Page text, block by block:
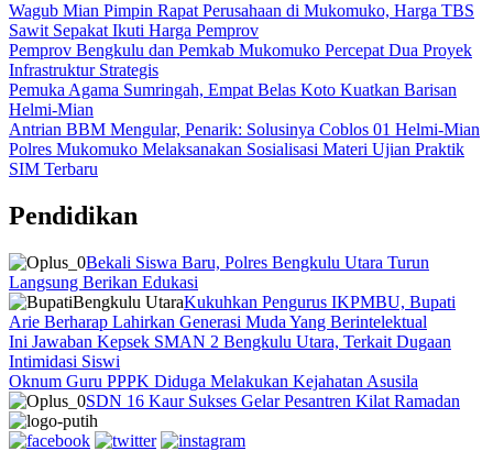
Wagub Mian Pimpin Rapat Perusahaan di Mukomuko, Harga TBS
Sawit Sepakat Ikuti Harga Pemprov
Pemprov Bengkulu dan Pemkab Mukomuko Percepat Dua Proyek
Infrastruktur Strategis
Pemuka Agama Sumringah, Empat Belas Koto Kuatkan Barisan
Helmi-Mian
Antrian BBM Mengular, Penarik: Solusinya Coblos 01 Helmi-Mian
Polres Mukomuko Melaksanakan Sosialisasi Materi Ujian Praktik
SIM Terbaru
Pendidikan
Bekali Siswa Baru, Polres Bengkulu Utara Turun
Langsung Berikan Edukasi
Kukuhkan Pengurus IKPMBU, Bupati
Arie Berharap Lahirkan Generasi Muda Yang Berintelektual
Ini Jawaban Kepsek SMAN 2 Bengkulu Utara, Terkait Dugaan
Intimidasi Siswi
Oknum Guru PPPK Diduga Melakukan Kejahatan Asusila
SDN 16 Kaur Sukses Gelar Pesantren Kilat Ramadan